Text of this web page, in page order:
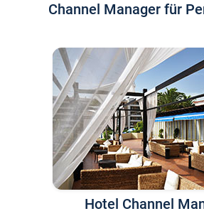
Channel Manager für
Hotel Channel